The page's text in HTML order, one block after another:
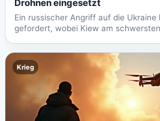
Drohnen eingesetzt
Ein russischer Angriff auf die
gefordert, wobei Kiew am
Krieg